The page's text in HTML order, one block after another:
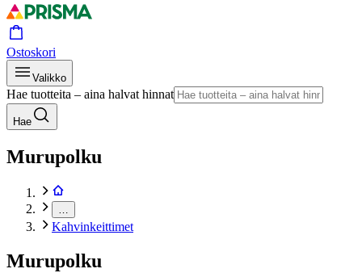
Ostoskori
Valikko
Hae tuotteita – aina halvat hinnat
Hae
Murupolku
Kahvinkeittimet
Murupolku